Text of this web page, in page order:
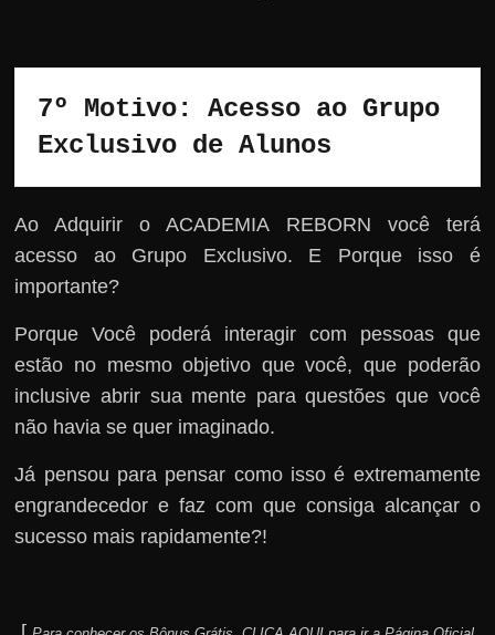
7º Motivo: Acesso ao Grupo
Exclusivo de Alunos
Ao Adquirir o ACADEMIA REBORN você terá
acesso ao Grupo Exclusivo. E Porque isso é
importante?
Porque Você poderá interagir com pessoas que
estão no mesmo objetivo que você, que poderão
inclusive abrir sua mente para questões que você
não havia se quer imaginado.
Já pensou para pensar como isso é extremamente
engrandecedor e faz com que consiga alcançar o
sucesso mais rapidamente?!